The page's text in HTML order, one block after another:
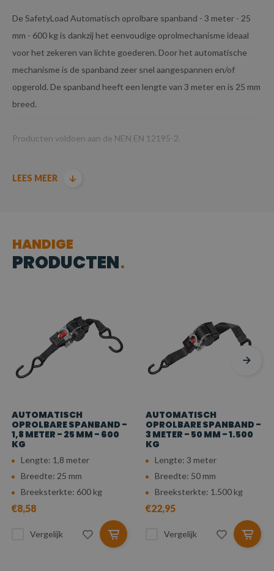
De SafetyLoad Automatisch oprolbare spanband - 3 meter - 25
mm - 600 kg is dankzij het eenvoudige oprolmechanisme ideaal
voor het zekeren van lichte goederen. Door het automatische
mechanisme is de spanband zeer snel aangespannen en/of
opgerold. De spanband heeft een lengte van 3 meter en is 25 mm
breed.
Producten voldoen aan de NEN EN 12195-2.
LEES MEER
HANDIGE
PRODUCTEN
AUTOMATISCH
OPROLBARE SPANBAND -
1,8 METER - 25 MM - 600
KG
Lengte: 1,8 meter
Breedte: 25 mm
Breeksterkte: 600 kg
€8,58
Vergelijk
AUTOMATISCH
OPROLBARE SPANBAND -
3 METER - 50 MM - 1.500
KG
Lengte: 3 meter
Breedte: 50 mm
Breeksterkte: 1.500 kg
€22,95
Vergelijk